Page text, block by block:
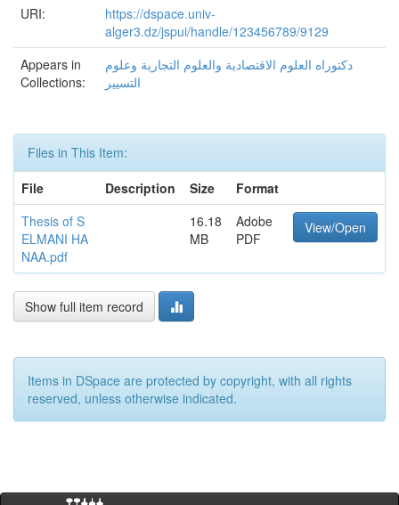
URI:
https://dspace.univ-
alger3.dz/jspui/handle/123456789/9129
Appears in
Collections:
دكتوراه العلوم الاقتصادية والعلوم التجارية وعلوم
التسيير
Files in This Item:
File
Description Size
Format
Thesis of S
ELMANI HA
NAA.pdf
16.18
MB
Adobe
PDF
View/Open
Show full item record
Items in DSpace are protected by copyright, with all rights
reserved, unless otherwise indicated.